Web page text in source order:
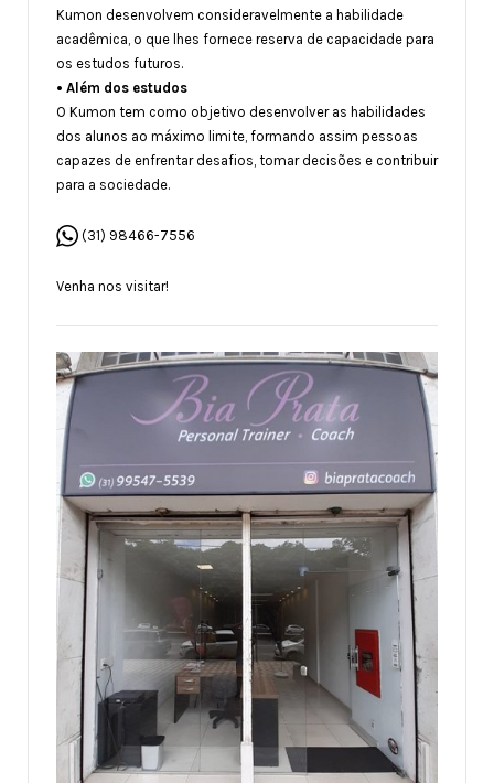
Kumon desenvolvem consideravelmente a habilidade
acadêmica, o que lhes fornece reserva de capacidade para
os estudos futuros.
• Além dos estudos
O Kumon tem como objetivo desenvolver as habilidades
dos alunos ao máximo limite, formando assim pessoas
capazes de enfrentar desafios, tomar decisões e contribuir
para a sociedade.
(31) 98466-7556
Venha nos visitar!